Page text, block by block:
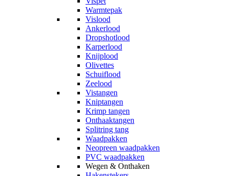
Warmtepak
Vislood
Ankerlood
Dropshotlood
Karperlood
Knijplood
Olivettes
Schuiflood
Zeelood
Vistangen
Kniptangen
Krimp tangen
Onthaaktangen
Splitring tang
Waadpakken
Neopreen waadpakken
PVC waadpakken
Wegen & Onthaken